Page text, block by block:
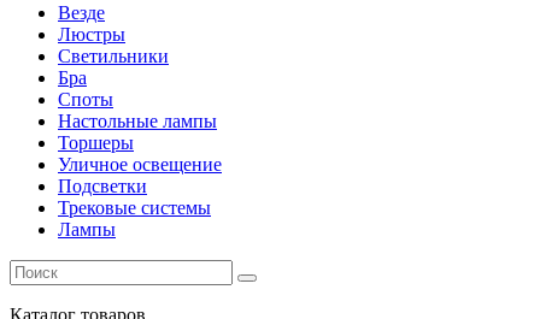
Везде
Люстры
Светильники
Бра
Споты
Настольные лампы
Торшеры
Уличное освещение
Подсветки
Трековые системы
Лампы
Каталог товаров